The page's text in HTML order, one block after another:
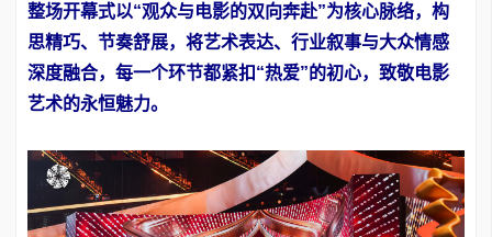
整场开幕式以“观众与电影的双向奔赴”为核心脉络，构
思精巧、节奏舒展，将艺术表达、行业叙事与大众情感
深度融合，每一个环节都紧扣“热爱”的初心，致敬电影
艺术的永恒魅力。